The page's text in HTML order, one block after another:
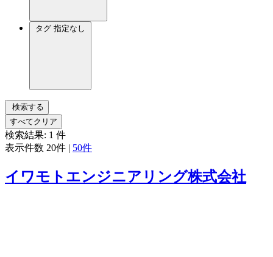
タグ 指定なし
検索する
すべてクリア
検索結果: 1 件
表示件数 20件 | 50件
イワモトエンジニアリング株式会社